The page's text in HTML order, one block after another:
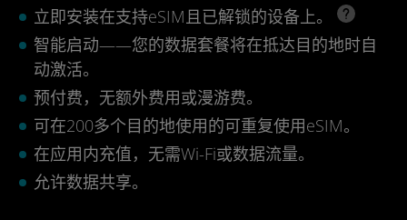
立即安装在支持eSIM且已解锁的设备上。
智能启动——您的数据套餐将在抵达目的地时自
动激活。
预付费，无额外费用或漫游费。
可在200多个目的地使用的可重复使用eSIM。
在应用内充值，无需Wi-Fi或数据流量。
允许数据共享。